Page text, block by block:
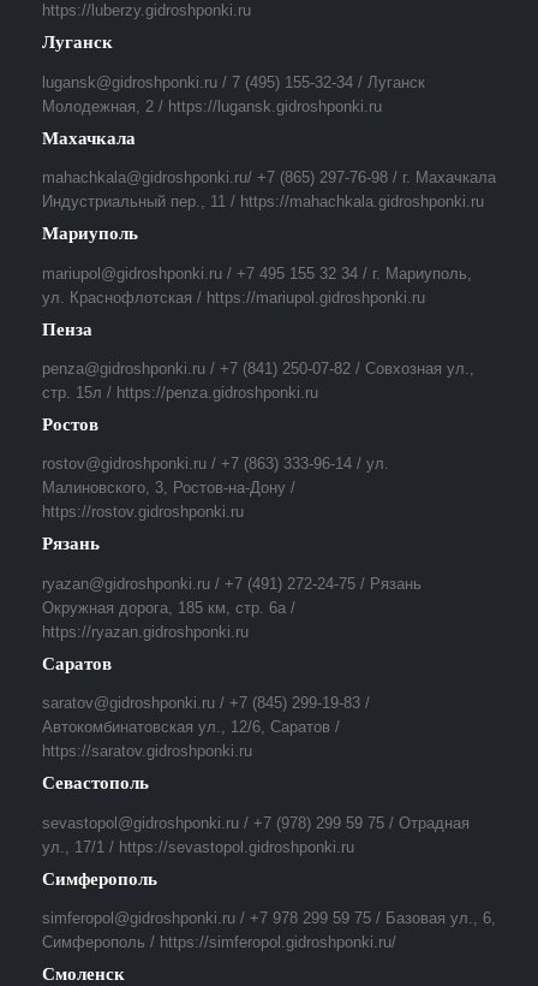
https://luberzy.gidroshponki.ru
Луганск
lugansk@gidroshponki.ru / 7 (495) 155-32-34 / Луганск
Молодежная, 2 / https://lugansk.gidroshponki.ru
Махачкала
mahachkala@gidroshponki.ru/ +7 (865) 297-76-98 / г. Махачкала
Индустриальный пер., 11 / https://mahachkala.gidroshponki.ru
Мариуполь
mariupol@gidroshponki.ru / +7 495 155 32 34 / г. Мариуполь,
ул. Краснофлотская / https://mariupol.gidroshponki.ru
Пенза
penza@gidroshponki.ru / +7 (841) 250-07-82 / Совхозная ул.,
стр. 15л / https://penza.gidroshponki.ru
Ростов
rostov@gidroshponki.ru / +7 (863) 333-96-14 / ул.
Малиновского, 3, Ростов-на-Дону /
https://rostov.gidroshponki.ru
Рязань
ryazan@gidroshponki.ru / +7 (491) 272-24-75 / Рязань
Окружная дорога, 185 км, стр. 6а /
https://ryazan.gidroshponki.ru
Саратов
saratov@gidroshponki.ru / +7 (845) 299-19-83 /
Автокомбинатовская ул., 12/6, Саратов /
https://saratov.gidroshponki.ru
Севастополь
sevastopol@gidroshponki.ru / +7 (978) 299 59 75 / Отрадная
ул., 17/1 / https://sevastopol.gidroshponki.ru
Симферополь
simferopol@gidroshponki.ru / +7 978 299 59 75 / Базовая ул., 6,
Симферополь / https://simferopol.gidroshponki.ru/
Смоленск